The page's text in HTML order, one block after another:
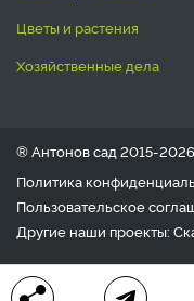
цветы и растения
хозяйственные дела
® Антонов сад 2015-2026
Политика
Пользовательское
Другие наши проекты:
Любое использование
письменного согласия